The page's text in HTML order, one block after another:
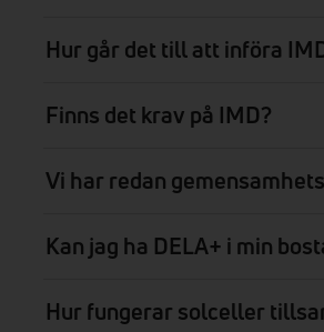
Hur går det till att införa
Finns det krav på IMD?
Vi har redan
Kan jag ha DELA+ i min
Hur fungerar solceller